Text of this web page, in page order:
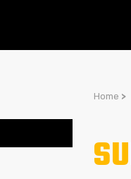
Home >